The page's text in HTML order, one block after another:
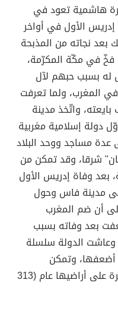
هاشمية تعود في
الأول في أواخر
(172هـ)، وذلك بعد نجاته من المذبحة
فخّ في مكّة المكرّمة،
له بسبب حبهم لآل
المغرب، ولما تعرفت
واتّخذ مدينة
دولة إسلامية مغربية
عدة مساجد ووحد البلاد
شرقا، وقد تمكن من
بعد وفاة إدريس الأول
مدينة فاس وحول
أن ضم المغرب
بعد وفاته بسبب
وعاشت الدولة سلسلة
أضعفها، وتمكن
العبيديون (الفاطميون) من السيطرة على أراضيها عام (313